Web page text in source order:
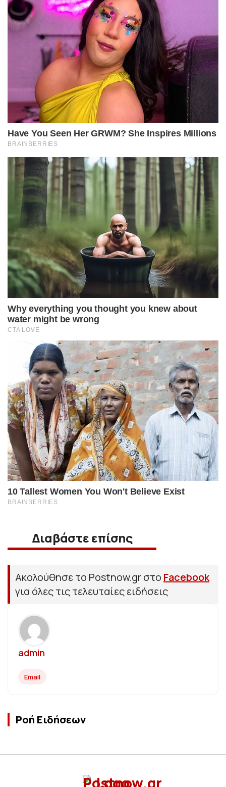
Διαβάστε επίσης
Ακολούθησε το Postnow.gr στο Facebook
για όλες τις τελευταίες ειδήσεις
admin
Email
Ροή Ειδήσεων